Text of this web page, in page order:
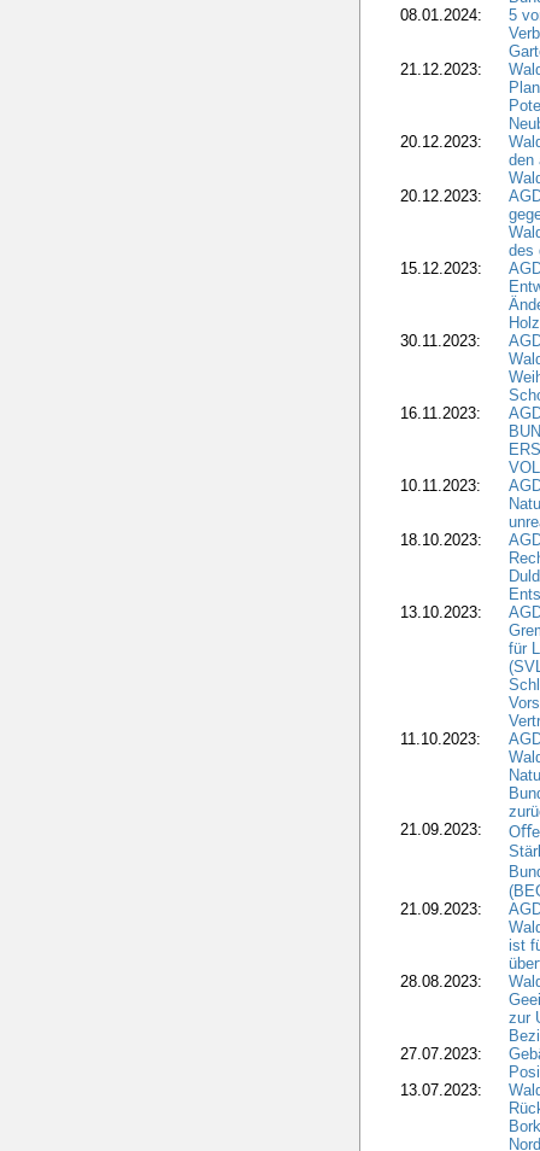
08.01.2024:
5
21.12.2023:
20.12.2023:
den
20.12.2023:
des
15.12.2023:
30.11.2023:
16.11.2023:
10.11.2023:
18.10.2023:
13.10.2023:
für
11.10.2023:
21.09.2023:
21.09.2023:
ist
28.08.2023:
zur
27.07.2023:
13.07.2023: